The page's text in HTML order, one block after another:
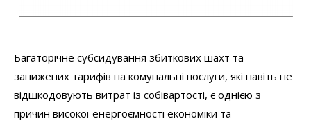
Багаторічне субсидування збиткових шахт та
занижених тарифів на комунальні послуги, які навіть не
відшкодовують витрат із собівартості, є однією з
причин високої енергоємності економіки та